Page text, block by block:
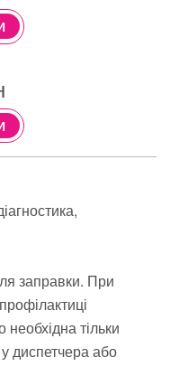
заправки. При
тільки
у диспетчера або